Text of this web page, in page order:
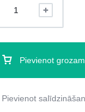
Pievienot grozam